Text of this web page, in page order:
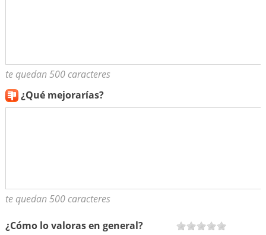
te quedan 500 caracteres
¿Qué mejorarías?
te quedan 500 caracteres
¿Cómo lo valoras en general?